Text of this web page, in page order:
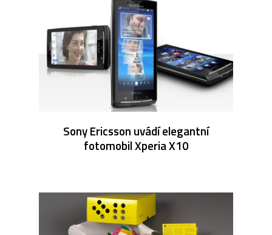
Sony Ericsson uvádí elegantní
fotomobil Xperia X10